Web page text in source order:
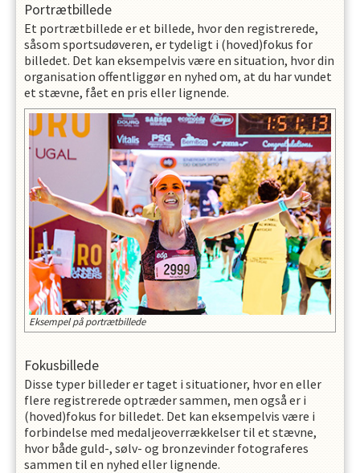
Portrætbillede
Et portrætbillede er et billede, hvor den registrerede,
såsom sportsudøveren, er tydeligt i (hoved)fokus for
billedet. Det kan eksempelvis være en situation, hvor din
organisation offentliggør en nyhed om, at du har vundet
et stævne, fået en pris eller lignende.
Eksempel på portrætbillede
Fokusbillede
Disse typer billeder er taget i situationer, hvor en eller
flere registrerede optræder sammen, men også er i
(hoved)fokus for billedet. Det kan eksempelvis være i
forbindelse med medaljeoverrækkelser til et stævne,
hvor både guld-, sølv- og bronzevinder fotograferes
sammen til en nyhed eller lignende.